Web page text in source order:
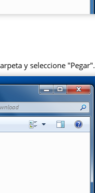
y seleccione "Pegar".